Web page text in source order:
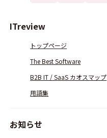
ITreview
トップページ
The Best Software
B2B IT / SaaS カオスマップ
用語集
お知らせ